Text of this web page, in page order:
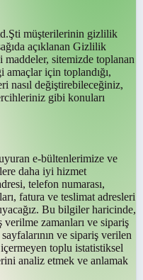
müşterilerinin gizlilik
açıklanan Gizlilik
maddeler, sitemizde toplanan
için toplandığı,
nasıl değiştirebileceğiniz,
gibi konuları
e-bültenlerimize ve
daha iyi hizmet
telefon numarası,
fatura ve teslimat adresleri
Bu bilgiler haricinde,
verilme zamanları ve sipariş
ve sipariş verilen
toplu istatistiksel
analiz etmek ve anlamak